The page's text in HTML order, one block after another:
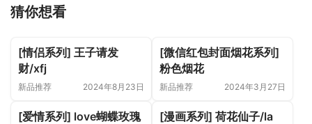
猜你想看
[情侣系列] 王子请发
财/xfj
新品推荐 2024年8月23日
[微信红包封面烟花系列]
粉色烟花
新品推荐 2024年3月27日
[爱情系列] love蝴蝶玫瑰 [漫画系列] 荷花仙子/la